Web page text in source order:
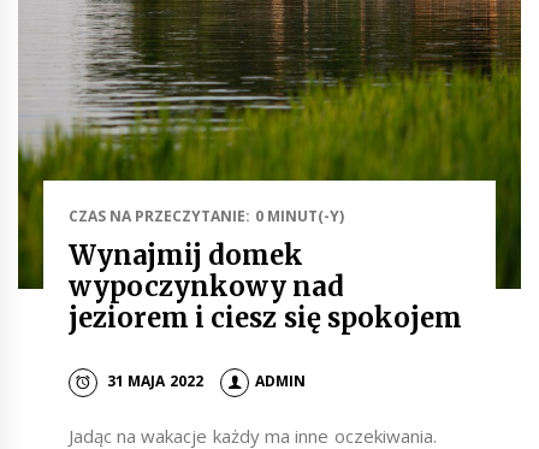
CZAS NA PRZECZYTANIE: 0 MINUT(-Y)
Wynajmij domek
wypoczynkowy nad
jeziorem i ciesz się spokojem
31 MAJA 2022 ADMIN
Jadąc na wakacje każdy ma inne oczekiwania.